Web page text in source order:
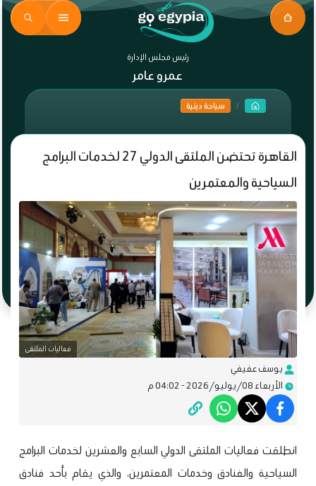
رئيس مجلس الإدارة
عمرو عامر
سياحة دينية
القاهرة تحتضن الملتقى الدولي 27 لخدمات البرامج
السياحية والمعتمرين
فعاليات الملتقى
يوسف عفيفي
الأربعاء 08/يوليو/2026 - 04:02 م
انطلقت فعاليات الملتقى الدولي السابع والعشرين لخدمات البرامج
السياحية والفنادق وخدمات المعتمرين، والذي يقام بأحد فنادق